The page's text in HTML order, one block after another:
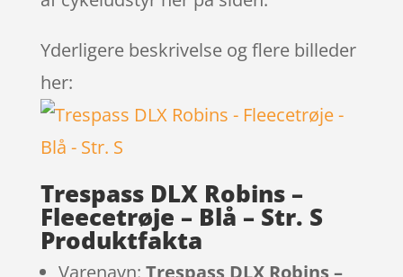
Yderligere beskrivelse og flere billeder
her:
Trespass DLX Robins –
Fleecetrøje – Blå – Str. S
Produktfakta
Varenavn: Trespass DLX Robins –